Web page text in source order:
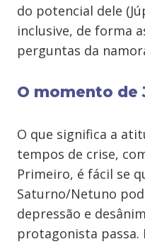
do potencial dele
inclusive, de forma
perguntas da
O momento de
O que significa a
tempos de crise,
Primeiro, é fácil se
Saturno/Netuno
depressão e
protagonista passa.